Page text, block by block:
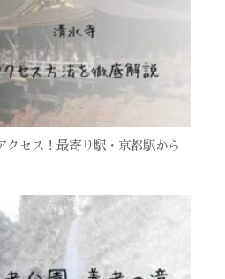
クセス！最寄り駅・京都駅から